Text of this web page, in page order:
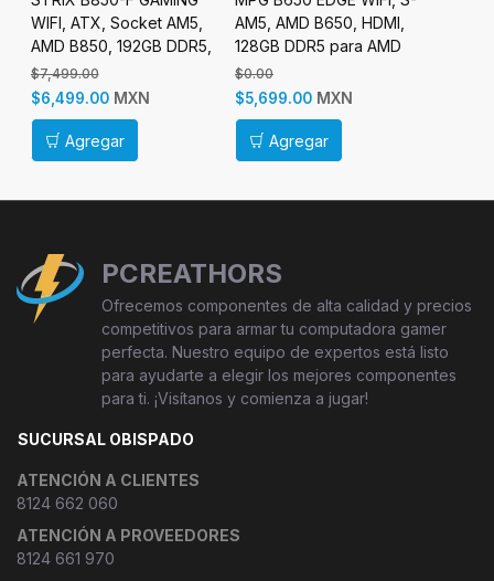
AM5, AMD B650, HDMI,
128GB DDR5 para AMD
$0.00
$5,699.00 MXN
Agregar
ITX, Socket AM5, AMD
B850, 128GB DDR5, HDMI
para AMD
$0.00
$6,999.00 MXN
Agregar
PCREATHORS
Ofrecemos componentes de alta calidad y precios
competitivos para armar tu computadora gamer
perfecta. Nuestro equipo de expertos está listo
para ayudarte a elegir los mejores componentes
para ti. ¡Visítanos y comienza a jugar!
SUCURSAL OBISPADO
ATENCIÓN A CLIENTES
8124 662 060
ATENCIÓN A PROVEEDORES
8124 661 970